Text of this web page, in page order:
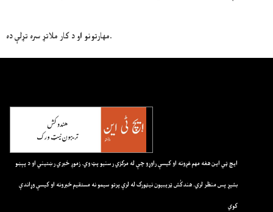
مهارتونو او د کار ملاتړ سره تړلې ده.
ايچ ټي اين هغه مهم غږونه او کيسې راوړو چې له مرکزي رسنيو پټ وي. زموږ خبري رښتيني او د پېښو
بشپړ پس منظر لري. هندکُش ټريبيون نيټورک له لرې پرتو سيمو نه مستقيم خبرونه او کيسې وړاندې
کوي